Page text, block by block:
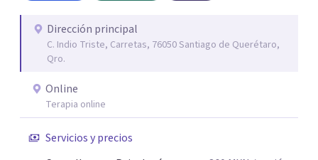
Dirección principal
C. Indio Triste, Carretas, 76050 Santiago de Querétaro,
Qro.
Online
Terapia online
Servicios y precios